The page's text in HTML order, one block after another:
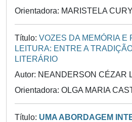
Orientadora: MARISTELA
Título: VOZES DA MEMÓRIA E
LEITURA: ENTRE A
LITERÁRIO
Autor: NEANDERSON CÉZAR
Orientadora: OLGA MARIA
Título: UMA ABORDAGEM